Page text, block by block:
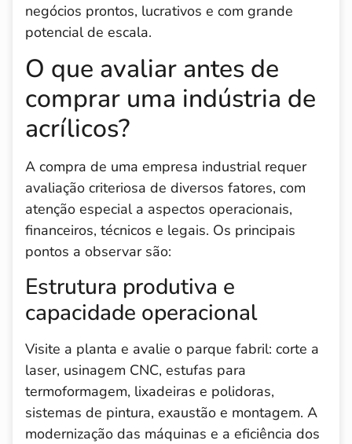
negócios prontos, lucrativos e com grande
potencial de escala.
O que avaliar antes de
comprar uma indústria de
acrílicos?
A compra de uma empresa industrial requer
avaliação criteriosa de diversos fatores, com
atenção especial a aspectos operacionais,
financeiros, técnicos e legais. Os principais
pontos a observar são:
Estrutura produtiva e
capacidade operacional
Visite a planta e avalie o parque fabril: corte a
laser, usinagem CNC, estufas para
termoformagem, lixadeiras e polidoras,
sistemas de pintura, exaustão e montagem. A
modernização das máquinas e a eficiência dos